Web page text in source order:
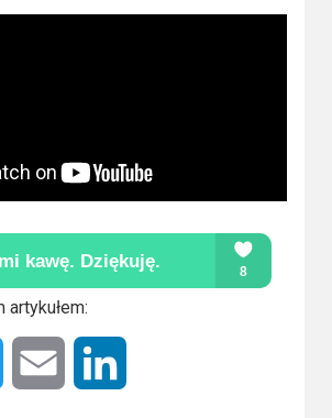
Twitter Email